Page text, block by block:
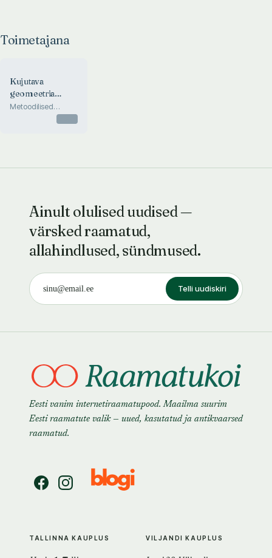
Toimetajana
Kujutava
geomeetria
üldkursus
Metoodilised
Ainult olulised uudised —
värsked raamatud,
allahindlused, sündmused.
Telli uudiskiri
Eesti vanim internetiraamatupood. Maailma suurim
Eesti raamatute valik — uued, kasutatud ja antikvaarsed
raamatud.
TALLINNA KAUPLUS VILJANDI KAUPLUS